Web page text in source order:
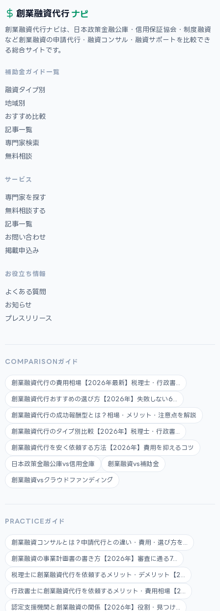
創業融資代行 ナビ
創業融資代行ナビは、日本政策金融公庫・信用保証協会・制度融資
など創業融資の申請代行・融資コンサル・融資サポートを比較でき
る総合サイトです。
補助金ガイド一覧
融資タイプ別
地域別
おすすめ比較
記事一覧
専門家検索
無料相談
サービス
専門家を探す
無料相談する
記事一覧
お問い合わせ
掲載申込み
お役立ち情報
よくある質問
お知らせ
プレスリリース
COMPARISONガイド
創業融資代行の費用相場【2026年最新】税理士・行政書...
創業融資代行おすすめの選び方【2026年】失敗しない6...
創業融資代行の成功報酬型とは？相場・メリット・注意点を解説
創業融資代行のタイプ別比較【2026年】税理士・行政書...
創業融資代行を安く依頼する方法【2026年】費用を抑えるコツ
日本政策金融公庫vs信用金庫 創業融資vs補助金
創業融資vsクラウドファンディング
PRACTICEガイド
創業融資コンサルとは？申請代行との違い・費用・選び方を...
創業融資の事業計画書の書き方【2026年】審査に通る7...
税理士に創業融資代行を依頼するメリット・デメリット【2...
行政書士に創業融資代行を依頼するメリット・費用相場【2...
認定支援機関と創業融資の関係【2026年】役割・見つけ...